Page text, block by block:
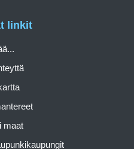
linkit
maat